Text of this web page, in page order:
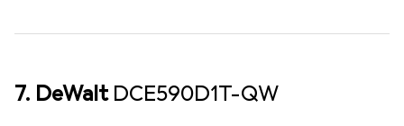
7. DeWaltDCE590D1T-QW